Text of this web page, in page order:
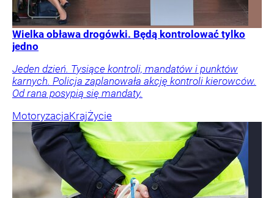
Wielka obława drogówki. Będą kontrolować tylko
jedno
Jeden dzień. Tysiące kontroli, mandatów i punktów
karnych. Policja zaplanowała akcję kontroli kierowców.
Od rana posypią się mandaty.
MotoryzacjaKrajŻycie